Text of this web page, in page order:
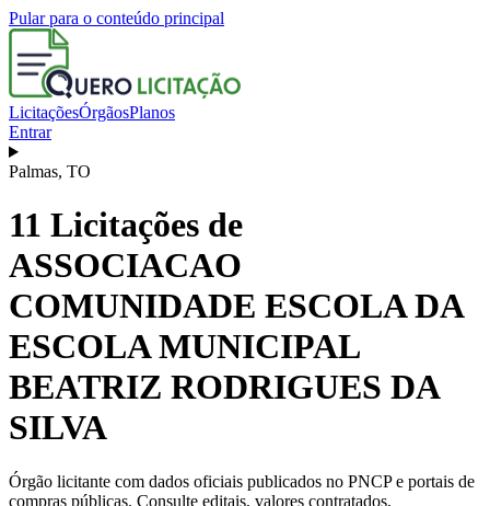
Pular para o conteúdo principal
LicitaçõesÓrgãosPlanos
Entrar
Palmas, TO
11 Licitações de
ASSOCIACAO
COMUNIDADE ESCOLA DA
ESCOLA MUNICIPAL
BEATRIZ RODRIGUES DA
SILVA
Órgão licitante com dados oficiais publicados no PNCP e portais de
compras públicas. Consulte editais, valores contratados,